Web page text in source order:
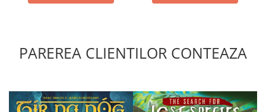
PAREREA CLIENTILOR CONTEAZA